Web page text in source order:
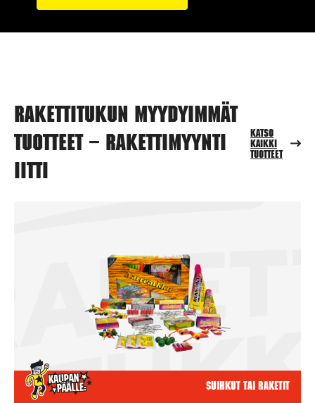
Rakettitukun myydyimmät
tuotteet – Rakettimyynti
Iitti
Katso
kaikki
tuotteet
Suihkut tai raketit